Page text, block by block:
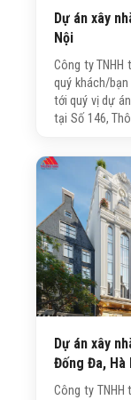
Dự án xây
Nội
Công ty TNHH
quý khách/
tới quý vị dự
tại Số 146,
vấn, thiết kế
hầm, 1 lửng, 1
Dự án xây
Đống Đa, Hà
Công ty TNHH